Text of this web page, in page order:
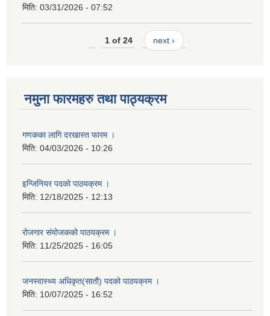
मिति: 03/31/2026 - 07:52
1 of 24 next ›
नमुना फारमहरु तथा पाठ्यक्रम
गणकका लागि दरखास्त फारम ।
मिति: 04/03/2026 - 10:26
इन्जिनियर पदको पाठयक्रम ।
मिति: 12/18/2025 - 12:13
रोजगार संयोजकको पाठयक्रम ।
मिति: 11/25/2025 - 16:05
जनस्वास्थ्य अधिकृत(सातौ) पदको पाठयक्रम ।
मिति: 10/07/2025 - 16:52